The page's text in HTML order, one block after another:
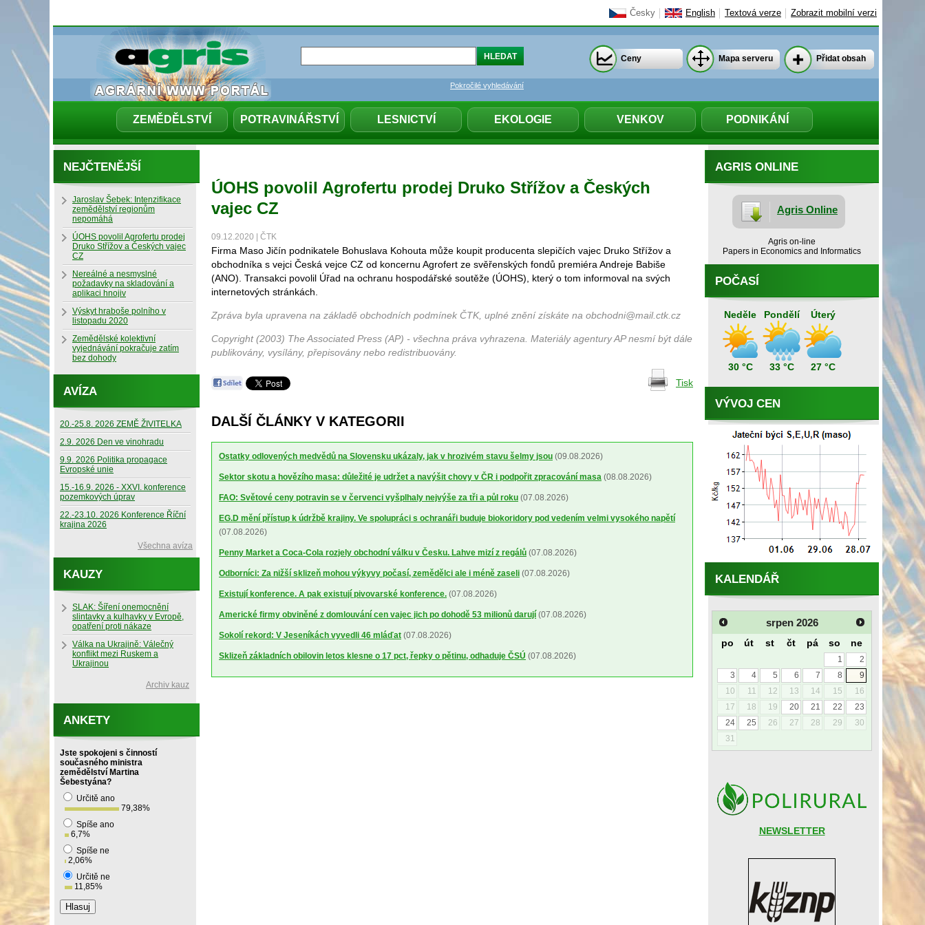
Česky English Textová verze Zobrazit mobilní verzi
ZEMĚDĚLSTVÍ POTRAVINÁŘSTVÍ LESNICTVÍ EKOLOGIE VENKOV PODNIKÁNÍ
Pokročilé vyhledávání
Ceny Mapa serveru Přidat obsah
ÚOHS povolil Agrofertu prodej Druko Střížov a Českých
vajec CZ
09.12.2020 | ČTK
Firma Maso Jičín podnikatele Bohuslava Kohouta může koupit producenta slepičích vajec Druko Střížov a
obchodníka s vejci Česká vejce CZ od koncernu Agrofert ze svěřenských fondů premiéra Andreje Babiše
(ANO). Transakci povolil Úřad na ochranu hospodářské soutěže (ÚOHS), který o tom informoval na svých
internetových stránkách.
Zpráva byla upravena na základě obchodních podmínek ČTK, uplné znění získáte na obchodni@mail.ctk.cz
Copyright (2003) The Associated Press (AP) - všechna práva vyhrazena. Materiály agentury AP nesmí být dále
publikovány, vysílány, přepisovány nebo redistribuovány.
Tisk
DALŠÍ ČLÁNKY V KATEGORII
Ostatky odlovených medvědů na Slovensku ukázaly, jak v hrozivém stavu šelmy jsou (09.08.2026)
Sektor skotu a hovězího masa: důležité je udržet a navýšit chovy v ČR i podpořit zpracování masa (08.08.2026)
FAO: Světové ceny potravin se v červenci vyšplhaly nejvýše za tři a půl roku (07.08.2026)
EG.D mění přístup k údržbě krajiny. Ve spolupráci s ochranáři buduje biokoridory pod vedením velmi vysokého napětí
(07.08.2026)
Penny Market a Coca-Cola rozjely obchodní válku v Česku. Lahve mizí z regálů (07.08.2026)
Odborníci: Za nižší sklizeň mohou výkyvy počasí, zemědělci ale i méně zaseli (07.08.2026)
Existují konference. A pak existují pivovarské konference. (07.08.2026)
Americké firmy obviněné z domlouvání cen vajec jich po dohodě 53 milionů darují (07.08.2026)
Sokolí rekord: V Jeseníkách vyvedli 46 mláďat (07.08.2026)
Sklizeň základních obilovin letos klesne o 17 pct, řepky o pětinu, odhaduje ČSÚ (07.08.2026)
AGRIS ONLINE
Agris Online
Agris on-line
Papers in Economics and Informatics
POČASÍ
Neděle
30 °C
Pondělí
33 °C
Úterý
27 °C
VÝVOJ CEN
KALENDÁŘ
srpen 2026
po út st čt pá so ne
1
2
3
4 5 6 7 8
9
10
11 12 13 14 15
16
17
18 19 20 21 22
23
24
25 26 27 28 29
30
31
NEWSLETTER
NEJČTENĚJŠÍ
Jaroslav Šebek: Intenzifikace
zemědělství regionům
nepomáhá
ÚOHS povolil Agrofertu prodej
Druko Střížov a Českých vajec
CZ
Nereálné a nesmyslné
požadavky na skladování a
aplikaci hnojiv
Výskyt hraboše polního v
listopadu 2020
Zemědělské kolektivní
vyjednávání pokračuje zatím
bez dohody
AVÍZA
20.-25.8. 2026 ZEMĚ ŽIVITELKA
2.9. 2026 Den ve vinohradu
9.9. 2026 Politika propagace
Evropské unie
15.-16.9. 2026 - XXVI. konference
pozemkových úprav
22.-23.10. 2026 Konference Říční
krajina 2026
Všechna avíza
KAUZY
SLAK: Šíření onemocnění
slintavky a kulhavky v Evropě,
opatření proti nákaze
Válka na Ukrajině: Válečný
konflikt mezi Ruskem a
Ukrajinou
Archiv kauz
ANKETY
Jste spokojeni s činností
současného ministra
zemědělství Martina
Šebestyána?
Určitě ano
79,38%
Spíše ano
6,7%
Spíše ne
2,06%
Určitě ne
11,85%